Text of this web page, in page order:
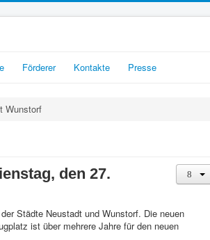
Förderer Kontakte Presse
Wunstorf
den 27.
Städte Neustadt und Wunstorf. Die neuen
ist über mehrere Jahre für den neuen